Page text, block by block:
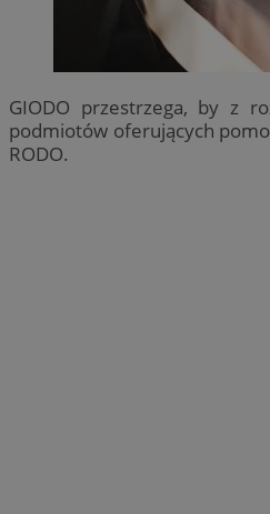
GIODO przestrzega, by z
podmiotów oferujących
RODO.